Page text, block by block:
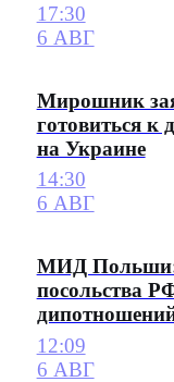
17:30
6 АВГ
Мирошник
готовиться к
на Украине
14:30
6 АВГ
МИД Польши:
посольства
12:09
6 АВГ